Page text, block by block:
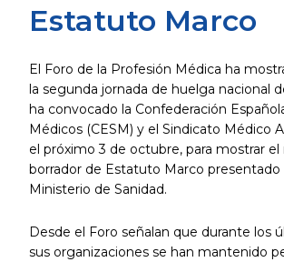
Estatuto Marco
El Foro de la Profesión Médica ha
la segunda jornada de huelga nacional
ha convocado la Confederación
Médicos (CESM) y el Sindicato Médico
el próximo 3 de octubre, para mostrar el
borrador de Estatuto Marco presentado
Ministerio de Sanidad.
Desde el Foro señalan que durante los
sus organizaciones se han mantenido